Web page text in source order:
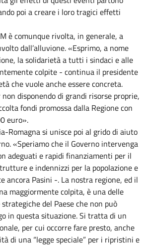
poi a creare i loro tragici effetti
è comunque rivolta, in generale, a
dall’alluvione. «Esprimo, a nome
la solidarietà a tutti i sindaci e alle
colpite - continua il presidente
che vuole anche essere concreta.
non disponendo di grandi risorse proprie,
fondi promossa dalla Regione con
euro».
Romagna si unisce poi al grido di aiuto
«Speriamo che il Governo intervenga
adeguati e rapidi finanziamenti per il
e indennizzi per la popolazione e
ancora Pasini -. La nostra regione, ed il
maggiormente colpita, è una delle
del Paese che non può
in questa situazione. Si tratta di un
per cui occorre fare presto, anche
di una “legge speciale” per i ripristini e